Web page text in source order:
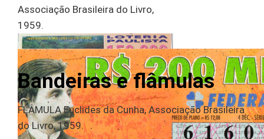
Associação Brasileira do Livro,
1959.
Bandeiras e flâmulas
FLÂMULA Euclides da Cunha, Associação Brasileira
do Livro, 1959.